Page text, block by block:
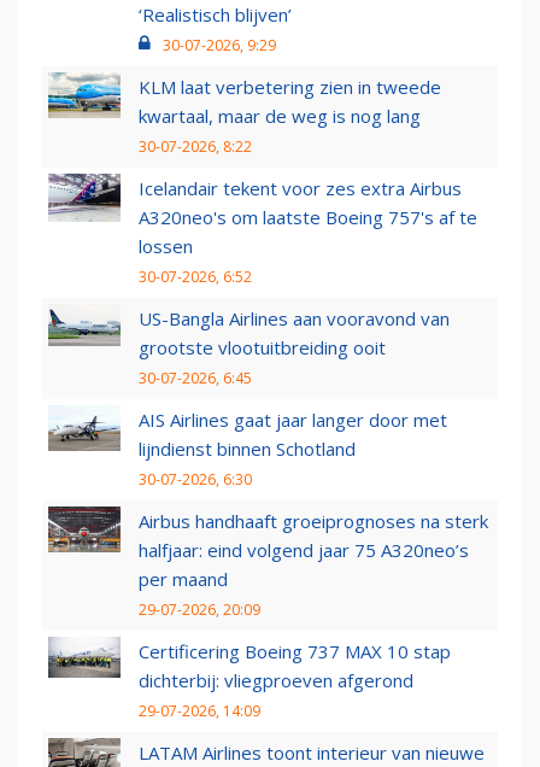
‘Realistisch blijven’
30-07-2026, 9:29
KLM laat verbetering zien in tweede
kwartaal, maar de weg is nog lang
30-07-2026, 8:22
Icelandair tekent voor zes extra Airbus
A320neo's om laatste Boeing 757's af te
lossen
30-07-2026, 6:52
US-Bangla Airlines aan vooravond van
grootste vlootuitbreiding ooit
30-07-2026, 6:45
AIS Airlines gaat jaar langer door met
lijndienst binnen Schotland
30-07-2026, 6:30
Airbus handhaaft groeiprognoses na sterk
halfjaar: eind volgend jaar 75 A320neo’s
per maand
29-07-2026, 20:09
Certificering Boeing 737 MAX 10 stap
dichterbij: vliegproeven afgerond
29-07-2026, 14:09
LATAM Airlines toont interieur van nieuwe